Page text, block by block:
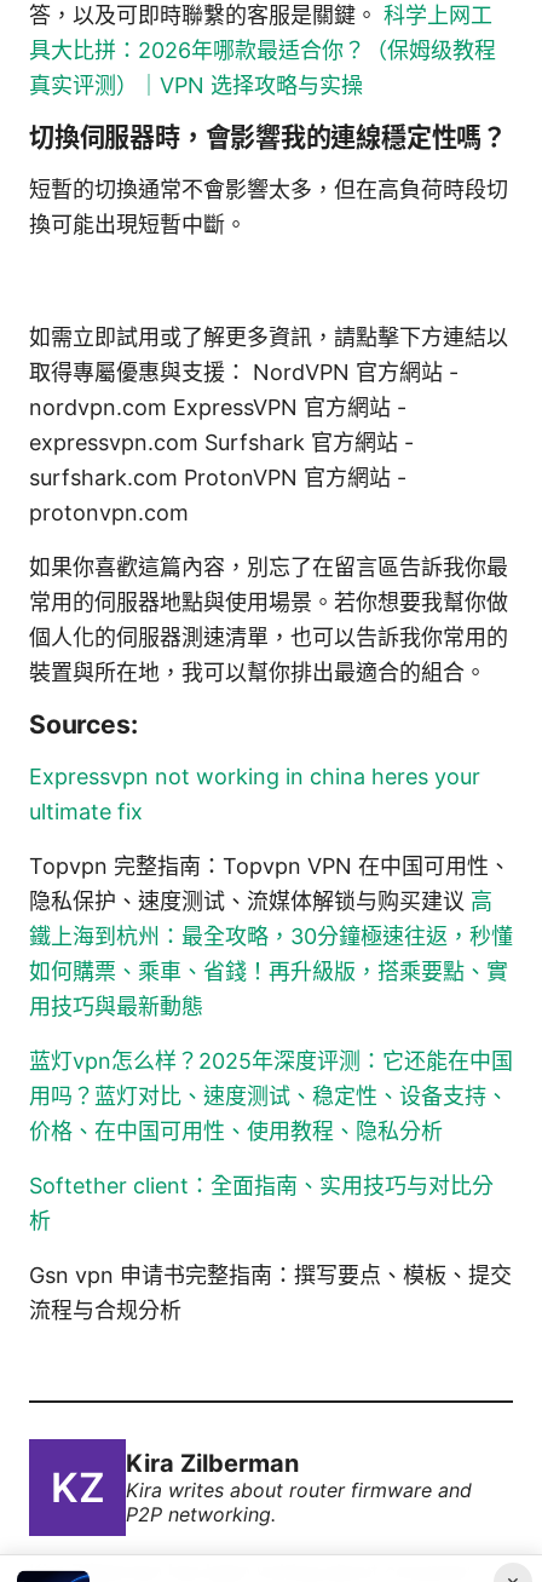
答，以及可即時聯繫的客服是關鍵。 科学上网工
具大比拼：2026年哪款最适合你？（保姆级教程
真实评测）｜VPN 选择攻略与实操
切換伺服器時，會影響我的連線穩定性嗎？
短暫的切換通常不會影響太多，但在高負荷時段切
換可能出現短暫中斷。
如需立即試用或了解更多資訊，請點擊下方連結以
取得專屬優惠與支援： NordVPN 官方網站 -
nordvpn.com ExpressVPN 官方網站 -
expressvpn.com Surfshark 官方網站 -
surfshark.com ProtonVPN 官方網站 -
protonvpn.com
如果你喜歡這篇內容，別忘了在留言區告訴我你最
常用的伺服器地點與使用場景。若你想要我幫你做
個人化的伺服器測速清單，也可以告訴我你常用的
裝置與所在地，我可以幫你排出最適合的組合。
Sources:
Expressvpn not working in china heres your
ultimate fix
Topvpn 完整指南：Topvpn VPN 在中国可用性、
隐私保护、速度测试、流媒体解锁与购买建议 高
鐵上海到杭州：最全攻略，30分鐘極速往返，秒懂
如何購票、乘車、省錢！再升級版，搭乘要點、實
用技巧與最新動態
蓝灯vpn怎么样？2025年深度评测：它还能在中国
用吗？蓝灯对比、速度测试、稳定性、设备支持、
价格、在中国可用性、使用教程、隐私分析
Softether client：全面指南、实用技巧与对比分
析
Gsn vpn 申请书完整指南：撰写要点、模板、提交
流程与合规分析
Kira Zilberman
Kira writes about router firmware and
P2P networking.
Kira Zilberman has been writing about consumer